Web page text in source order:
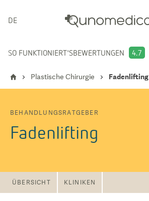
DEUTSCH
SO FUNKTIONIERT'SBEWERTUNGEN 4.7
Plastische Chirurgie Fadenlifting
BEHANDLUNGSRATGEBER
Fadenlifting
ÜBERSICHT KLINIKEN